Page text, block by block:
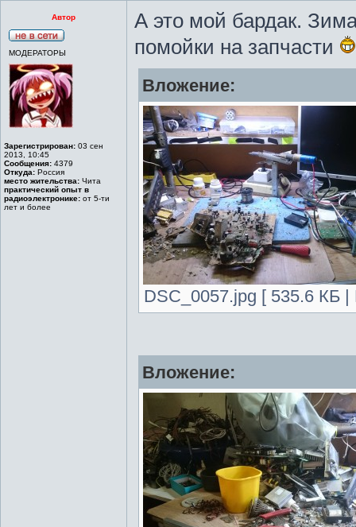
Автор
МОДЕРАТОРЫ
Зарегистрирован: 03 сен
2013, 10:45
Сообщения: 4379
Откуда: Россия
место жительства: Чита
практический опыт в
радиоэлектронике: от 5-ти
лет и более
А это мой бардак.
помойки на запчасти
Вложение:
DSC_0057.jpg [ 535.6 КБ
Вложение: